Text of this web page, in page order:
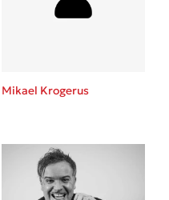
Mikael Krogerus